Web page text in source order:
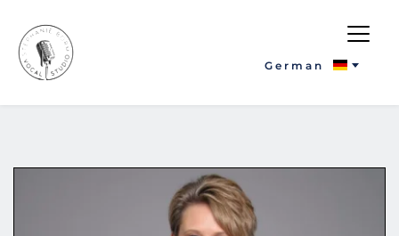
German